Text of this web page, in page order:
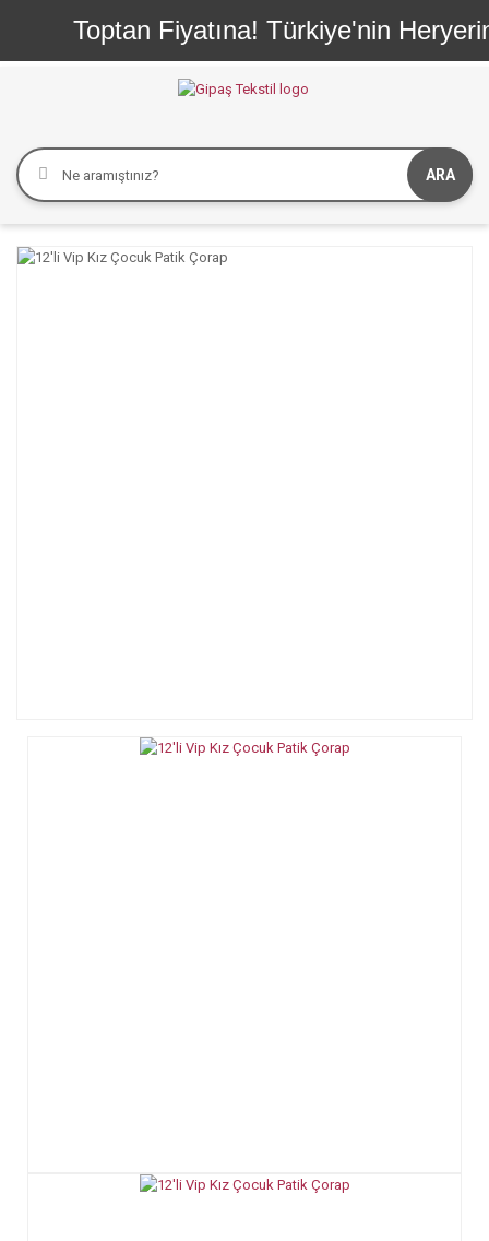
Toptan Fiyatına! Türkiye'nin
ARA